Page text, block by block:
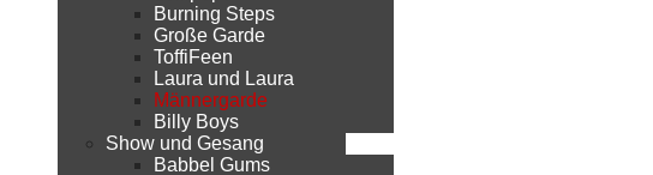
Burning Steps
Große Garde
ToffiFeen
Laura und Laura
Männergarde
Billy Boys
Show und Gesang
Babbel Gums